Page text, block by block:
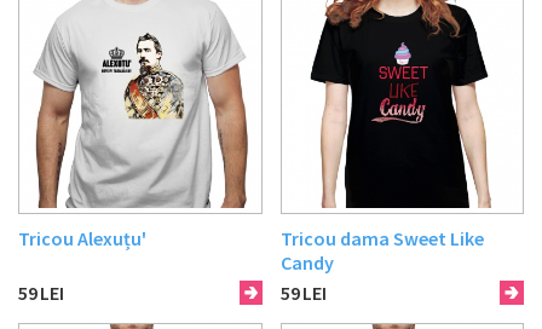
Tricou Alexuțu'
59LEI
Tricou dama Sweet Like
Candy
59LEI